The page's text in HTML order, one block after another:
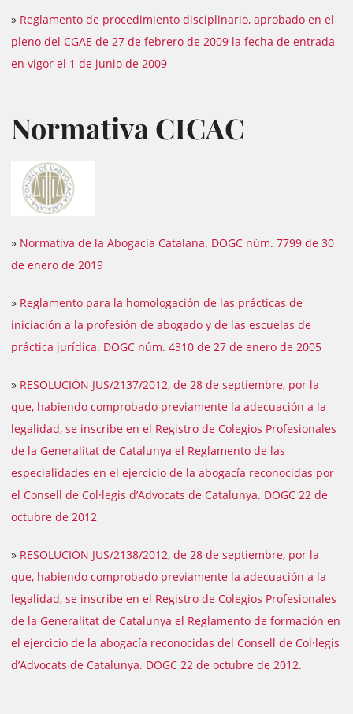
» Reglamento de procedimiento disciplinario, aprobado en el
pleno del CGAE de 27 de febrero de 2009 la fecha de entrada
en vigor el 1 de junio de 2009
Normativa CICAC
» Normativa de la Abogacía Catalana. DOGC núm. 7799 de 30
de enero de 2019
» Reglamento para la homologación de las prácticas de
iniciación a la profesión de abogado y de las escuelas de
práctica jurídica. DOGC núm. 4310 de 27 de enero de 2005
» RESOLUCIÓN JUS/2137/2012, de 28 de septiembre, por la
que, habiendo comprobado previamente la adecuación a la
legalidad, se inscribe en el Registro de Colegios Profesionales
de la Generalitat de Catalunya el Reglamento de las
especialidades en el ejercicio de la abogacía reconocidas por
el Consell de Col·legis d’Advocats de Catalunya. DOGC 22 de
octubre de 2012
» RESOLUCIÓN JUS/2138/2012, de 28 de septiembre, por la
que, habiendo comprobado previamente la adecuación a la
legalidad, se inscribe en el Registro de Colegios Profesionales
de la Generalitat de Catalunya el Reglamento de formación en
el ejercicio de la abogacía reconocidas del Consell de Col·legis
d’Advocats de Catalunya. DOGC 22 de octubre de 2012.